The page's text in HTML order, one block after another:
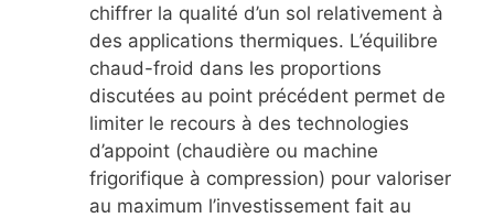
chiffrer la qualité d’un sol relativement à
des applications thermiques. L’équilibre
chaud-froid dans les proportions
discutées au point précédent permet de
limiter le recours à des technologies
d’appoint (chaudière ou machine
frigorifique à compression) pour valoriser
au maximum l’investissement fait au